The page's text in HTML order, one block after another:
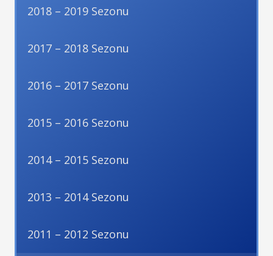
2018 – 2019 Sezonu
2017 – 2018 Sezonu
2016 – 2017 Sezonu
2015 – 2016 Sezonu
2014 – 2015 Sezonu
2013 – 2014 Sezonu
2011 – 2012 Sezonu